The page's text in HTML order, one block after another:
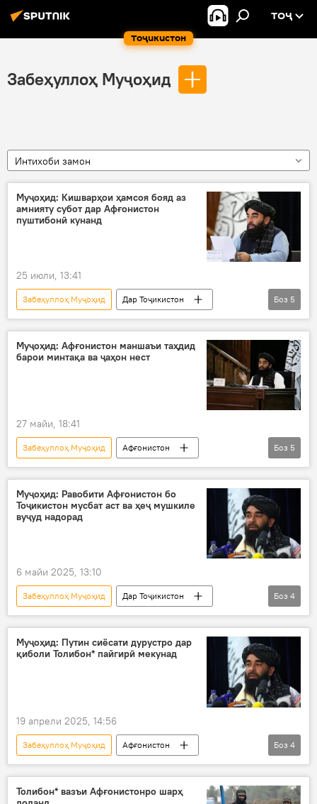
Тоҷикистон
ТОҶ
Забеҳуллоҳ Муҷоҳид
Интихоби замон
Муҷоҳид: Кишварҳои ҳамсоя бояд аз
амнияту субот дар Афғонистон
пуштибонӣ кунанд
25 июли, 13:41
Забеҳуллоҳ Муҷоҳид
Дар Тоҷикистон
Афғонистон
марз
задухӯрд
қочоқ
қочоқи маводи мухаддир
Боз 5
Муҷоҳид: Афғонистон маншаъи таҳдид
барои минтақа ва ҷаҳон нест
27 майи, 18:41
Забеҳуллоҳ Муҷоҳид
Афғонистон
Толибон
Осиёи Марказӣ
таҳдид
Амният ва мудофиа
Дар ҷаҳон
Боз 5
Муҷоҳид: Равобити Афғонистон бо
Тоҷикистон мусбат аст ва ҳеҷ мушкиле
вуҷуд надорад
6 майи 2025, 13:10
Забеҳуллоҳ Муҷоҳид
Дар Тоҷикистон
Афғонистон
Толибон
равобит
ҳамкорӣ
Боз 4
Муҷоҳид: Путин сиёсати дурустро дар
қиболи Толибон* пайгирӣ мекунад
19 апрели 2025, 14:56
Забеҳуллоҳ Муҷоҳид
Афғонистон
Толибон
Русия
Сиёсат
Владимир Путин
Боз 4
Толибон* вазъи Афғонистонро шарҳ